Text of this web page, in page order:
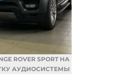
ROVER SPORT НА
АУДИОСИСТЕМЫ